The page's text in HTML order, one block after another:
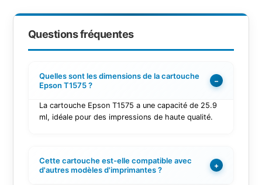
Questions fréquentes
Quelles sont les dimensions de la cartouche
Epson T1575 ?
−
La cartouche Epson T1575 a une capacité de 25.9
ml, idéale pour des impressions de haute qualité.
Cette cartouche est-elle compatible avec
d'autres modèles d'imprimantes ?
+